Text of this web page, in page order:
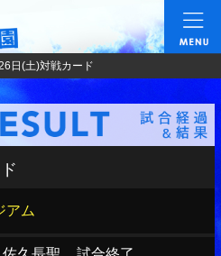
燃えろ!青春 つかめ
日(土)対戦カード
アム